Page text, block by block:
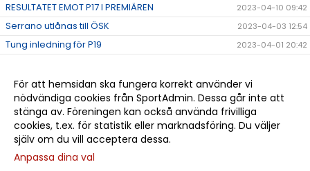
RESULTATET EMOT P17 I PREMIÄREN 2023-04-10 09:42
Serrano utlånas till ÖSK 2023-04-03 12:54
Tung inledning för P19 2023-04-01 20:42
Bra genrep av P17 2023-04-01 12:26
Dags för seriepremiär! 2023-03-31 17:44
Förbundskaptenen som bytte underlag 2023-03-31 15:08
För att hemsidan ska fungera korrekt använder vi
nödvändiga cookies från SportAdmin. Dessa går inte att
stänga av. Föreningen kan också använda frivilliga
cookies, t.ex. för statistik eller marknadsföring. Du väljer
själv om du vill acceptera dessa.
Anpassa dina val